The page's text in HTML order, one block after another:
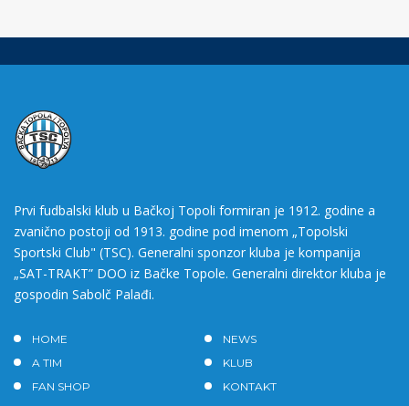
Prvi fudbalski klub u Bačkoj Topoli formiran je 1912. godine a
zvanično postoji od 1913. godine pod imenom „Topolski
Sportski Club" (TSC). Generalni sponzor kluba je kompanija
„SAT-TRAKT” DOO iz Bačke Topole. Generalni direktor kluba je
gospodin Sabolč Palađi.
HOME
NEWS
A TIM
KLUB
FAN SHOP
KONTAKT